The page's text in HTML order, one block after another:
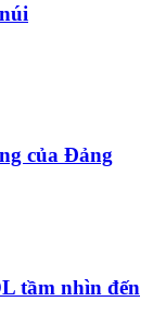
của Đảng
tầm nhìn đến